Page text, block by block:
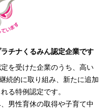
チナくるみん認定企業です
を受けた企業のうち、高い
続的に取り組み、新たに追加
る特例認定です。
男性育休の取得や子育て中